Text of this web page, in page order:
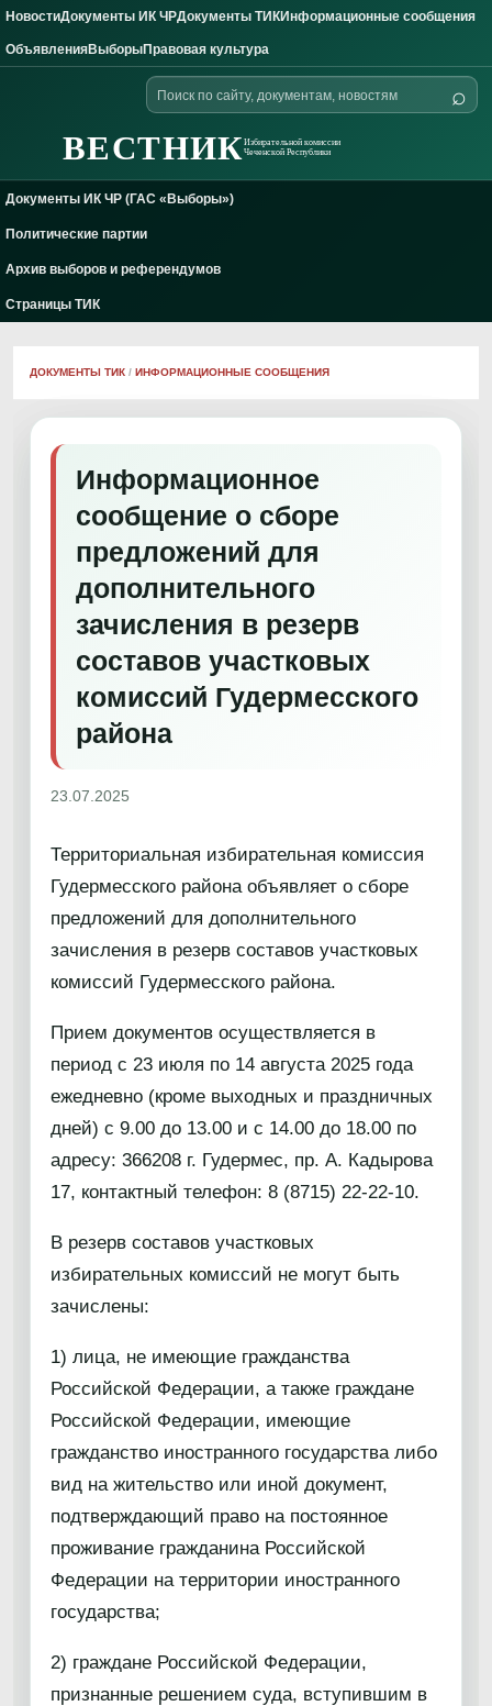
Skip to content
НовостиДокументы ИК ЧРДокументы ТИКИнформационные сообщения
ОбъявленияВыборыПравовая культура
ВЕСТНИКИзбирательной комиссии
Чеченской Республики
Поиск
по
⌕
Документы ИК ЧР (ГАС «Выборы»)
Политические партии
Архив выборов и референдумов
Страницы ТИК
ДОКУМЕНТЫ ТИК / ИНФОРМАЦИОННЫЕ СООБЩЕНИЯ
Информационное
сообщение о сборе
предложений для
дополнительного
зачисления в резерв
составов участковых
комиссий Гудермесского
района
23.07.2025
Территориальная избирательная комиссия
Гудермесского района объявляет о сборе
предложений для дополнительного
зачисления в резерв составов участковых
комиссий Гудермесского района.
Прием документов осуществляется в
период с 23 июля по 14 августа 2025 года
ежедневно (кроме выходных и праздничных
дней) с 9.00 до 13.00 и с 14.00 до 18.00 по
адресу: 366208 г. Гудермес, пр. А. Кадырова
17, контактный телефон: 8 (8715) 22-22-10.
В резерв составов участковых
избирательных комиссий не могут быть
зачислены:
1) лица, не имеющие гражданства
Российской Федерации, а также граждане
Российской Федерации, имеющие
гражданство иностранного государства либо
вид на жительство или иной документ,
подтверждающий право на постоянное
проживание гражданина Российской
Федерации на территории иностранного
государства;
2) граждане Российской Федерации,
признанные решением суда, вступившим в